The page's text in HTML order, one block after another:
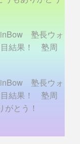
塾長ウォ
結果！ 塾周
塾長ウォ
結果！ 塾周
とう！